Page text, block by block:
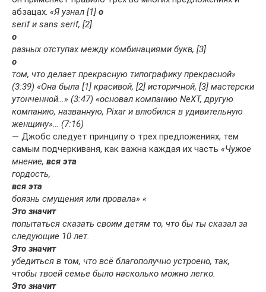
абзацах. «Я узнал [1] о
serif и sans serif, [2]
о
разных отступах между комбинациями букв, [3]
о
том, что делает прекрасную типографику прекрасной»
(3:39) «Она была [1] красивой, [2] историчной, [3] мастерски
утонченной…» (3:47) «основал компанию NeXT, другую
компанию, названную, Pixar и влюбился в удивительную
женщину»… (7:16)
— Джобс следует принципу о трех предложениях, тем
самым подчеркиваня, как важна каждая их часть «Чужое
мнение, вся эта
гордость,
вся эта
боязнь смущения или провала» «
Это значит
попытаться сказать своим детям то, что бы ты сказал за
следующие 10 лет.
Это значит
убедиться в том, что всё благополучно устроено, так,
чтобы твоей семье было насколько можно легко.
Это значит